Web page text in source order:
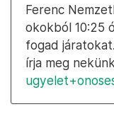
Ferenc
okokból 10:25
fogad
írja meg